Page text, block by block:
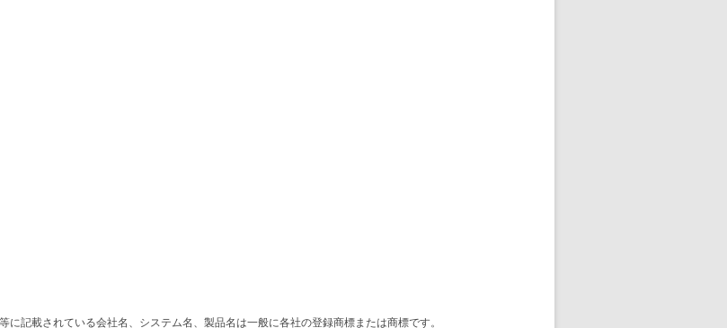
に記載されている会社名、システム名、製品名は一般に各社の登録商標または商標です。